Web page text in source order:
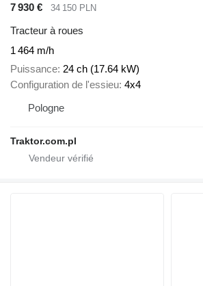
7 930 €
34 150 PLN
Tracteur à roues
1 464 m/h
Puissance 24 ch (17.64 kW)
Configuration de l'essieu 4x4
Pologne
Traktor.com.pl